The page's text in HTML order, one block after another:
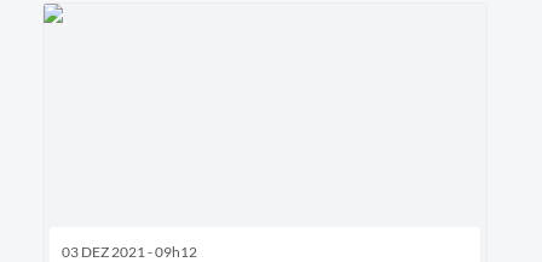
03 DEZ 2021 - 09h12